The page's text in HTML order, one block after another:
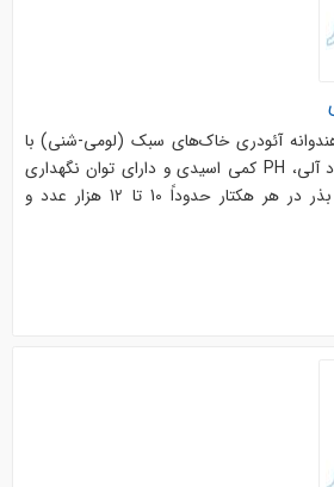
آئودری خاک‌های سبک (لومی-شنی) با
زهکشی مناسب، دارای مواد آلی، PH کمی اسیدی و دارای توان نگهداری
آب کافی می‌باشد. تعداد بذر در هر هکتار حدوداً 10 تا 12 هزار عدد و